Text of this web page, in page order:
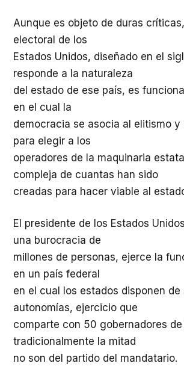
Aunque es objeto de duras
electoral de los
Estados Unidos, diseñado en el
responde a la naturaleza
del estado de ese país, es
en el cual la
democracia se asocia al elitismo y
para elegir a los
operadores de la maquinaria
compleja de cuantas han sido
creadas para hacer viable al
El presidente de los Estados
una burocracia de
millones de personas, ejerce la
en un país federal
en el cual los estados disponen de
autonomías, ejercicio que
comparte con 50 gobernadores
tradicionalmente la mitad
no son del partido del mandatario.